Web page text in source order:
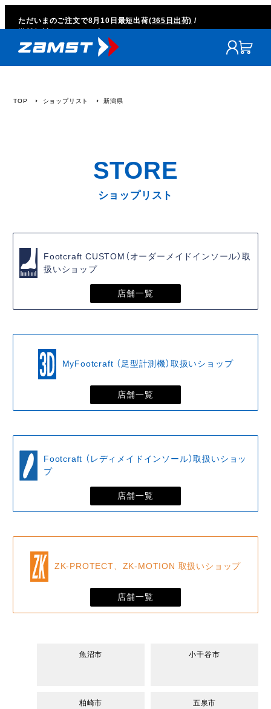
ただいまのご注文で8月10日 最短出荷(365日出荷) /
TOP ショップリスト 新潟県
ショップリスト
Footcraft CUSTOM（オーダーメイドインソール）取
扱いショップ
店舗一覧
MyFootcraft （足型計測機）取扱いショップ
店舗一覧
Footcraft （レディメイドインソール）取扱いショッ
プ
店舗一覧
ZK-PROTECT、ZK-MOTION 取扱いショップ
店舗一覧
魚沼市 小千谷市
柏崎市 五泉市